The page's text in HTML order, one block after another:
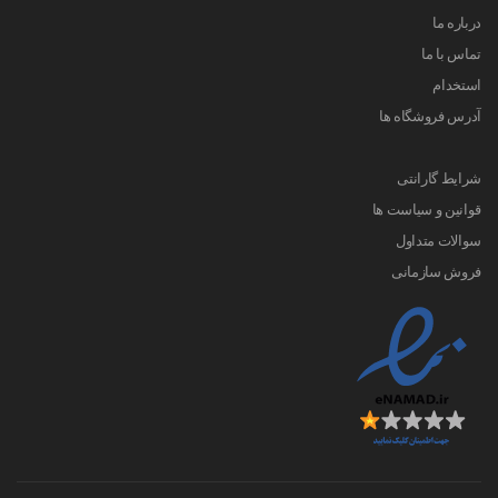
درباره ما
تماس با ما
استخدام
آدرس فروشگاه ها
شرایط گارانتی
قوانین و سیاست ها
سوالات متداول
فروش سازمانی